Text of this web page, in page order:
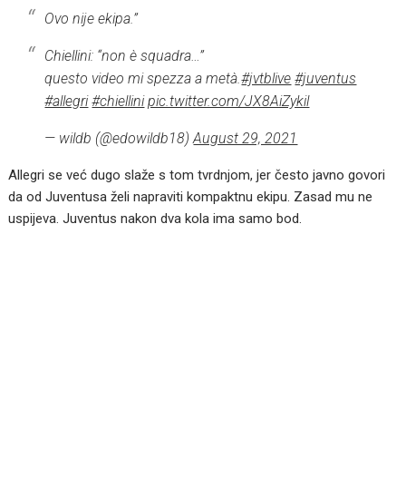
Ovo nije ekipa.”
Chiellini: “non è squadra…”
questo video mi spezza a metà.#jvtblive #juventus
#allegri #chiellini pic.twitter.com/JX8AiZykil
— wildb (@edowildb18)August 29, 2021
Allegri se već dugo slaže s tom tvrdnjom, jer često javno govori
da od Juventusa želi napraviti kompaktnu ekipu. Zasad mu ne
uspijeva. Juventus nakon dva kola ima samo bod.